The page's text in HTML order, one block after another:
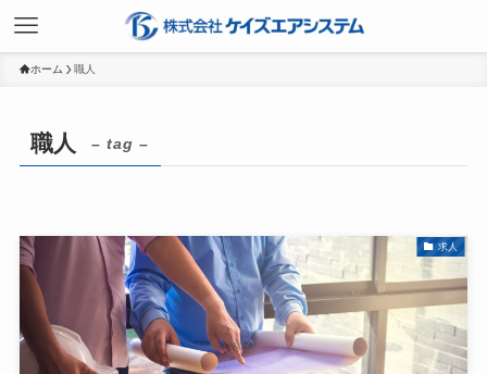
ホーム 職人
職人 – tag –
求人